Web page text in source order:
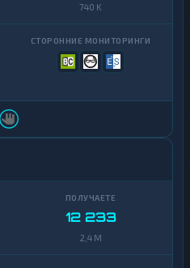
740 K
12 233
2,4 M